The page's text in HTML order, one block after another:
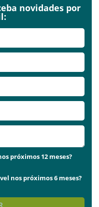
novidades por
próximos 12 meses?
nos próximos 6 meses?